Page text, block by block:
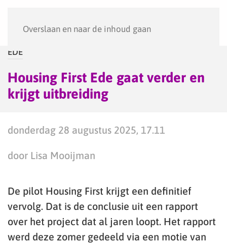
Overslaan en naar de inhoud gaan
EDE
Housing First Ede gaat verder en
krijgt uitbreiding
donderdag 28 augustus 2025, 17.11
door Lisa Mooijman
De pilot Housing First krijgt een definitief
vervolg. Dat is de conclusie uit een rapport
over het project dat al jaren loopt. Het rapport
werd deze zomer gedeeld via een motie van